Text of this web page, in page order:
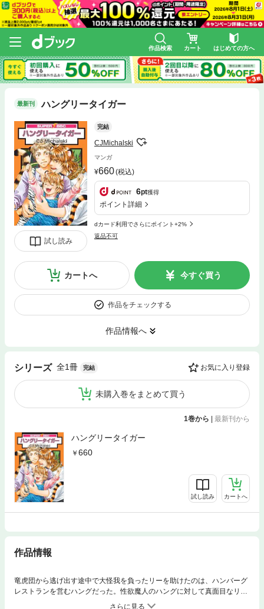
作品検索 カート はじめての方へ
最新刊 ハングリータイガー
試し読み
完結
CJMichalski
マンガ
660(税込)
6pt獲得
ポイント詳細
dカード利用でさらにポイント+2%
返品不可
カートへ 今すぐ買う
作品をチェックする
作品情報へ
シリーズ 全1冊 完結 お気に入り登録
未購入巻をまとめて買う
1巻から | 最新刊から
ハングリータイガー
660
試し読み カートへ
作品情報
竜虎団から逃げ出す途中で大怪我を負ったリーを助けたのは、ハンバーグ
レストランを営むハングだった。性欲魔人のハングに対して真面目なリー
は、反発しつつも、野獣の優しさに触れて、次第に心と躰が惹かれ始